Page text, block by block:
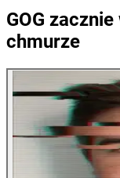
GOG
chmurze